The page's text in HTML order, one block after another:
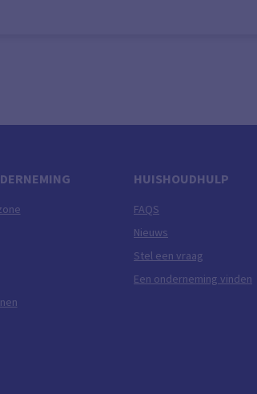
HUISHOUDHULP
FAQS
Nieuws
Stel een vraag
Een onderneming vinden